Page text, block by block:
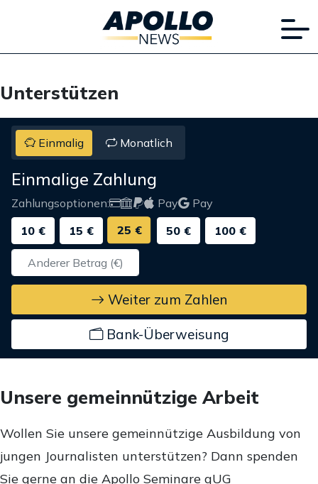
Unterstützen
Einmalig Monatlich
Einmalige Zahlung
Zahlungsoptionen: Pay
Pay
10 €
15 € 25 € 50 € 100 €
Weiter zum Zahlen
Bank-Überweisung
Unsere gemeinnützige Arbeit
Wollen Sie unsere gemeinnützige Ausbildung von
jungen Journalisten unterstützen? Dann spenden
Sie gerne an die Apollo Seminare gUG